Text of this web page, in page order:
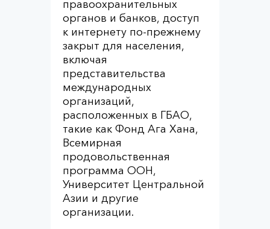
правоохранительных
органов и банков, доступ
к интернету по-прежнему
закрыт для населения,
включая
представительства
международных
организаций,
расположенных в ГБАО,
такие как Фонд Ага Хана,
Всемирная
продовольственная
программа ООН,
Университет Центральной
Азии и другие
организации.